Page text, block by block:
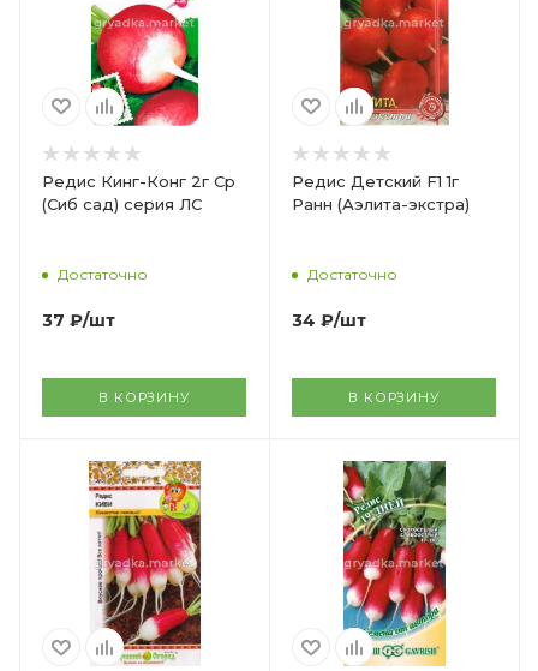
Редис Кинг-Конг 2г Ср
(Сиб сад) серия ЛС
Достаточно
37 ₽/шт
В КОРЗИНУ
Редис Детский F1 1г
Ранн (Аэлита-экстра)
Достаточно
34 ₽/шт
В КОРЗИНУ